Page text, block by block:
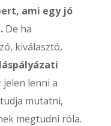
ami egy jó
De ha
kiválasztó,
jelen lenni a
mutatni,
megtudni róla.